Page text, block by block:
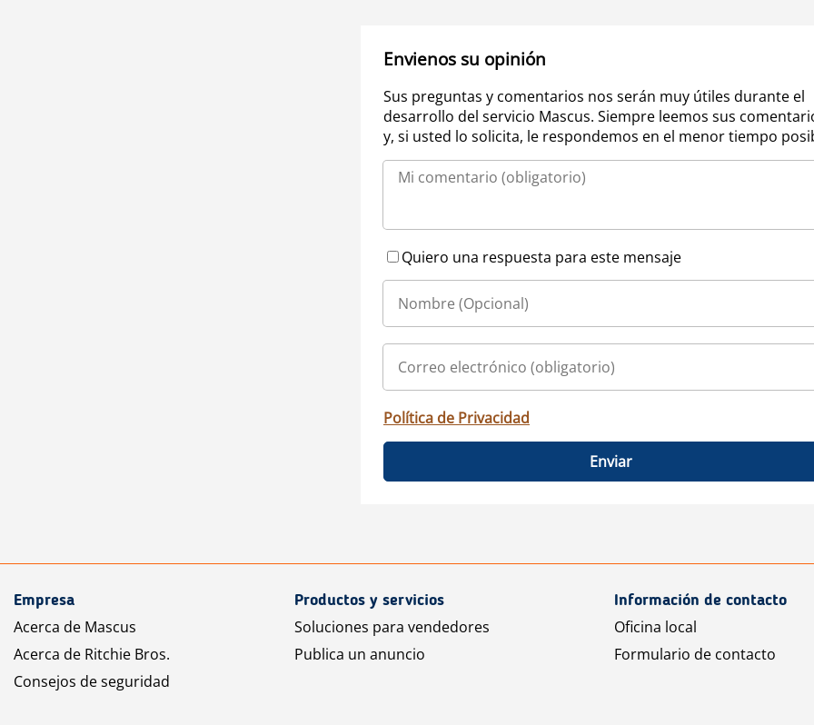
Envienos su opinión
Sus preguntas y comentarios nos serán muy útiles durante el
desarrollo del servicio Mascus. Siempre leemos sus
y, si usted lo solicita, le respondemos en el menor tiempo
Quiero una respuesta para este mensaje
Política de Privacidad
Enviar
Empresa
Acerca de Mascus
Acerca de Ritchie Bros.
Consejos de seguridad
Productos y servicios
Soluciones para vendedores
Publica un anuncio
Información de contacto
Oficina local
Formulario de contacto